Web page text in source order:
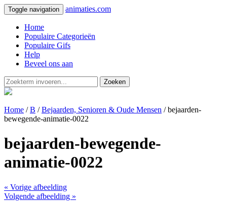
Toggle navigation animaties.com
Home
Populaire Categorieën
Populaire Gifs
Help
Beveel ons aan
Zoeken
Home /B /Bejaarden, Senioren & Oude Mensen / bejaarden-
bewegende-animatie-0022
bejaarden-bewegende-
animatie-0022
« Vorige afbeelding
Volgende afbeelding »